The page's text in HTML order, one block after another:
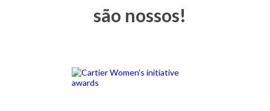
são nossos!